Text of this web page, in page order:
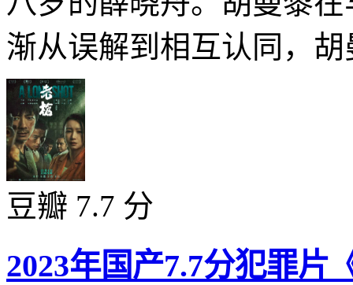
渐从误解到相互认同，
豆瓣 7.7 分
2023年国产7.7分犯罪片